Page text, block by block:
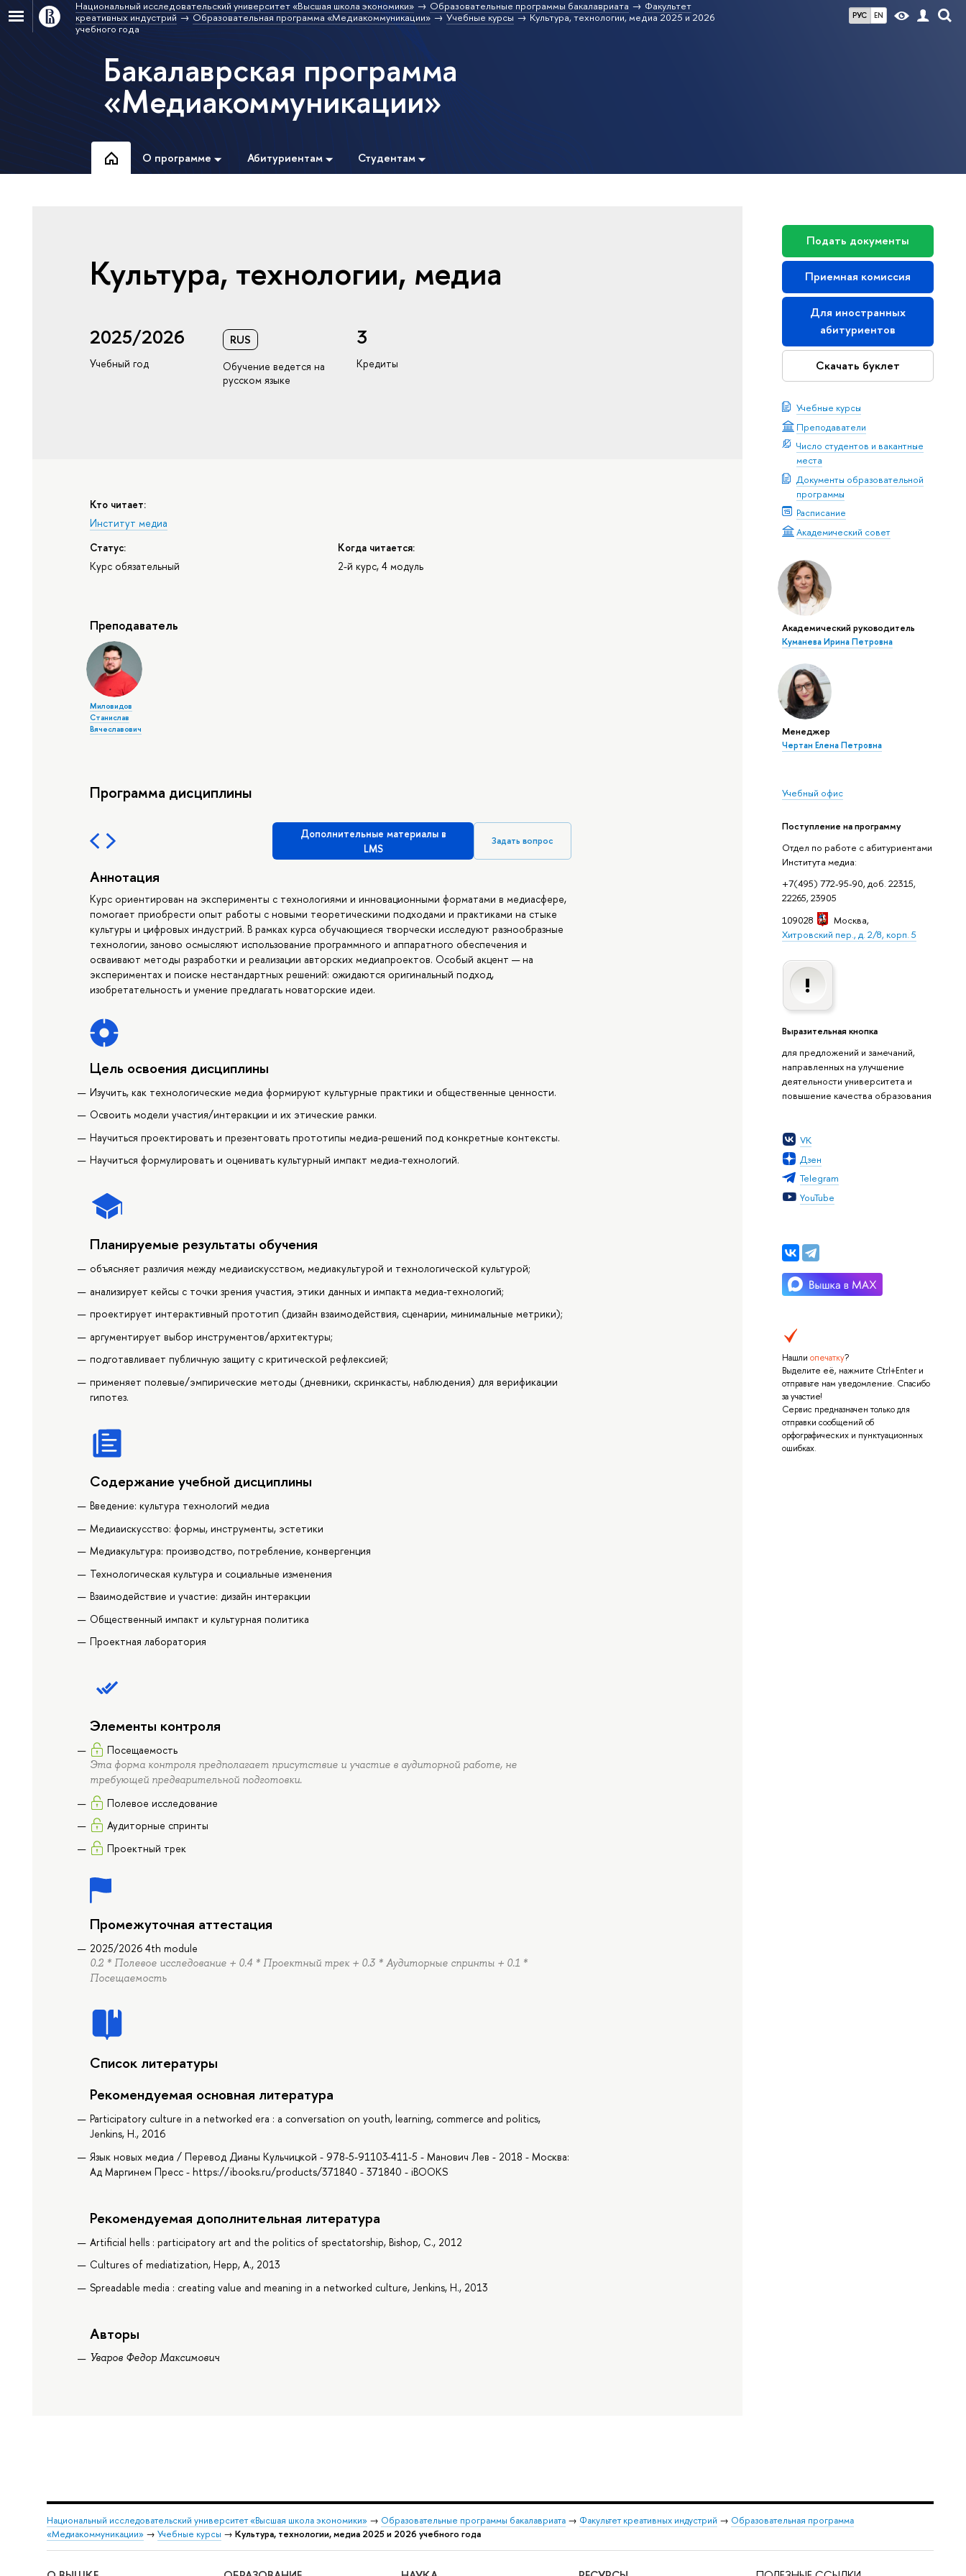
РУС EN
Национальный исследовательский университет «Высшая школа экономики» Образовательные программы бакалавриата
Факультет
креативных индустрий
Образовательная программа «Медиакоммуникации» Учебные курсы
Культура, технологии, медиа 2025 и 2026
учебного года
Бакалаврская программа
«Медиакоммуникации»
О программе Абитуриентам Студентам
Подать документы
Приемная комиссия
Для иностранных
абитуриентов
Скачать буклет
Учебные курсы
Преподаватели
Число студентов и вакантные
места
Документы образовательной
программы
Расписание
Академический совет
Академический руководитель
Куманева Ирина Петровна
Менеджер
Чертан Елена Петровна
Учебный офис
Поступление на программу
Отдел по работе с абитуриентами
Института медиа:
+7(495) 772-95-90, доб. 22315,
22265, 23905
109028
Москва,
Хитровский пер., д. 2/8, корп. 5
Выразительная кнопка
для предложений и замечаний,
направленных на улучшение
деятельности университета и
повышение качества образования
VK
Дзен
Telegram
YouTube
Нашли опечатку?
Выделите её, нажмите Ctrl+Enter и
отправьте нам уведомление. Спасибо
за участие!
Сервис предназначен только для
отправки сообщений об
орфографических и пунктуационных
ошибках.
Культура, технологии, медиа
2025/2026
Учебный год
RUS
Обучение ведется на
русском языке
3
Кредиты
Кто читает:
Институт медиа
Статус:
Курс обязательный
Когда читается:
2-й курс, 4 модуль
Преподаватель
Миловидов
Станислав
Вячеславович
Программа дисциплины
Дополнительные материалы в
LMS
Задать вопрос
Аннотация
Курс ориентирован на эксперименты с технологиями и инновационными форматами в медиасфере,
помогает приобрести опыт работы с новыми теоретическими подходами и практиками на стыке
культуры и цифровых индустрий. В рамках курса обучающиеся творчески исследуют разнообразные
технологии, заново осмысляют использование программного и аппаратного обеспечения и
осваивают методы разработки и реализации авторских медиапроектов. Особый акцент — на
экспериментах и поиске нестандартных решений: ожидаются оригинальный подход,
изобретательность и умение предлагать новаторские идеи.
Цель освоения дисциплины
Изучить, как технологические медиа формируют культурные практики и общественные ценности.
Освоить модели участия/интеракции и их этические рамки.
Научиться проектировать и презентовать прототипы медиа-решений под конкретные контексты.
Научиться формулировать и оценивать культурный импакт медиа-технологий.
Планируемые результаты обучения
объясняет различия между медиаискусством, медиакультурой и технологической культурой;
анализирует кейсы с точки зрения участия, этики данных и импакта медиа-технологий;
проектирует интерактивный прототип (дизайн взаимодействия, сценарии, минимальные метрики);
аргументирует выбор инструментов/архитектуры;
подготавливает публичную защиту с критической рефлексией;
применяет полевые/эмпирические методы (дневники, скринкасты, наблюдения) для верификации
гипотез.
Содержание учебной дисциплины
Введение: культура технологий медиа
Медиаискусство: формы, инструменты, эстетики
Медиакультура: производство, потребление, конвергенция
Технологическая культура и социальные изменения
Взаимодействие и участие: дизайн интеракции
Общественный импакт и культурная политика
Проектная лаборатория
Элементы контроля
Посещаемость
Эта форма контроля предполагает присутствие и участие в аудиторной работе, не
требующей предварительной подготовки.
Полевое исследование
Аудиторные спринты
Проектный трек
Промежуточная аттестация
2025/2026 4th module
0.2 * Полевое исследование + 0.4 * Проектный трек + 0.3 * Аудиторные спринты + 0.1 *
Посещаемость
Список литературы
Рекомендуемая основная литература
Participatory culture in a networked era : a conversation on youth, learning, commerce and politics,
Jenkins, H., 2016
Язык новых медиа / Перевод Дианы Кульчицкой - 978-5-91103-411-5 - Манович Лев - 2018 - Москва:
Ад Маргинем Пресс - https://ibooks.ru/products/371840 - 371840 - iBOOKS
Рекомендуемая дополнительная литература
Artificial hells : participatory art and the politics of spectatorship, Bishop, C., 2012
Cultures of mediatization, Hepp, A., 2013
Spreadable media : creating value and meaning in a networked culture, Jenkins, H., 2013
Авторы
Уваров Федор Максимович
Национальный исследовательский университет «Высшая школа экономики» → Образовательные программы бакалавриата→ Факультет креативных индустрий → Образовательная программа
«Медиакоммуникации» → Учебные курсы → Культура, технологии, медиа 2025 и 2026 учебного года